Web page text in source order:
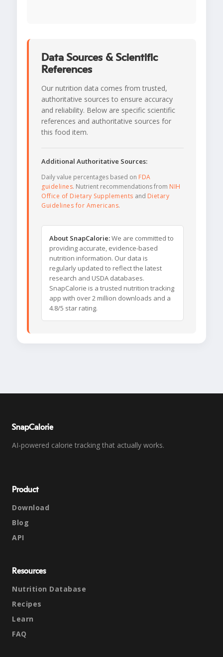
Data Sources & Scientific
References
Our nutrition data comes from trusted,
authoritative sources to ensure accuracy
and reliability. Below are specific scientific
references and authoritative sources for
this food item.
Additional Authoritative Sources:
Daily value percentages based on FDA
guidelines. Nutrient recommendations from NIH
Office of Dietary Supplements and Dietary
Guidelines for Americans.
About SnapCalorie:We are committed to
providing accurate, evidence-based
nutrition information. Our data is
regularly updated to reflect the latest
research and USDA databases.
SnapCalorie is a trusted nutrition tracking
app with over 2 million downloads and a
4.8/5 star rating.
SnapCalorie
AI-powered calorie tracking that actually works.
Product
Download
Blog
API
Resources
Nutrition Database
Recipes
Learn
FAQ